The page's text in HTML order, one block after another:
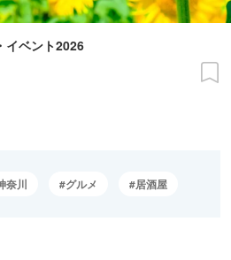
イベント2026
奈川 グルメ 居酒屋